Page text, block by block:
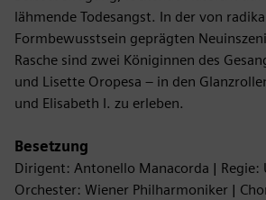
lähmende Todesangst. In der von
Formbewusstsein geprägten
Rasche sind zwei Königinnen des
und Lisette Oropesa – in den
und Elisabeth I. zu erleben.
Besetzung
Dirigent: Antonello Manacorda | Regie:
Orchester: Wiener Philharmoniker |